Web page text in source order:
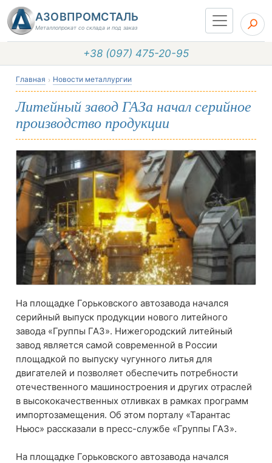
АЗОВПРОМСТАЛЬ
Металлопрокат со склада и под заказ
+38 (097) 475-20-95
Главная Новости металлургии
Литейный завод ГАЗа начал серийное
производство продукции
На площадке Горьковского автозавода начался
серийный выпуск продукции нового литейного
завода «Группы ГАЗ». Нижегородский литейный
завод является самой современной в России
площадкой по выпуску чугунного литья для
двигателей и позволяет обеспечить потребности
отечественного машиностроения и других отраслей
в высококачественных отливках в рамках программ
импортозамещения. Об этом порталу «Тарантас
Ньюс» рассказали в пресс-службе «Группы ГАЗ».
На площадке Горьковского автозавода начался